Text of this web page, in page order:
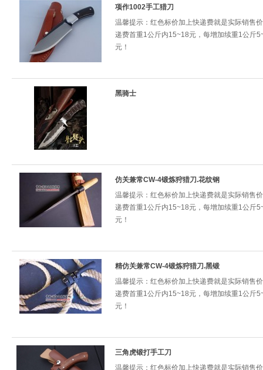
项作1002手工猎刀
温馨提示：红色标价加上快递费就是实际销售
递费首重1公斤内15~18元，每增加续重1公斤
元！
黑骑士
仿关兼常CW-4锻炼狩猎刀.花纹钢
温馨提示：红色标价加上快递费就是实际销售
递费首重1公斤内15~18元，每增加续重1公斤
元！
精仿关兼常CW-4锻炼狩猎刀.黑锻
温馨提示：红色标价加上快递费就是实际销售
递费首重1公斤内15~18元，每增加续重1公斤
元！
三角虎锻打手工刀
温馨提示：红色标价加上快递费就是实际销售